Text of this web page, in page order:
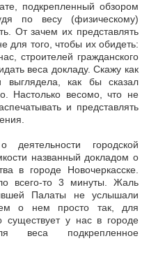
подкрепленный обзором
по весу (физическому)
От зачем их представлять
для того, чтобы их обидеть:
строителей гражданского
веса докладу. Скажу как
как бы сказал
Настолько весомо, что не
и представлять
городской
названный докладом о
в городе Новочеркасске.
всего-то 3 минуты. Жаль
Палаты не услышали
о нем просто так, для
существует у нас в городе
веса подкрепленное